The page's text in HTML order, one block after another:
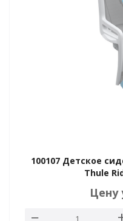
100107 Детское
Thule
Цену